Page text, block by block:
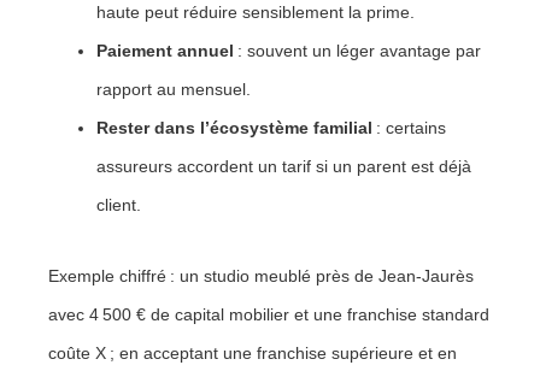
haute peut réduire sensiblement la prime.
Paiement annuel : souvent un léger avantage par
rapport au mensuel.
Rester dans l’écosystème familial : certains
assureurs accordent un tarif si un parent est déjà
client.
Exemple chiffré : un studio meublé près de Jean-Jaurès
avec 4 500 € de capital mobilier et une franchise standard
coûte X ; en acceptant une franchise supérieure et en